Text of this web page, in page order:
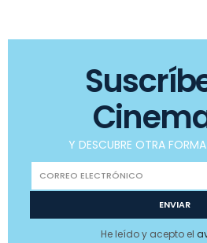
Y DESCUBRE OTRA
He leído y acepto el